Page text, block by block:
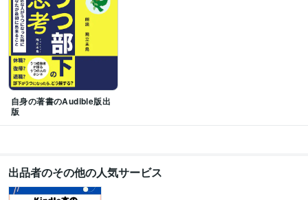
自身の著書のAudible版出
版
出品者のその他の人気サービス